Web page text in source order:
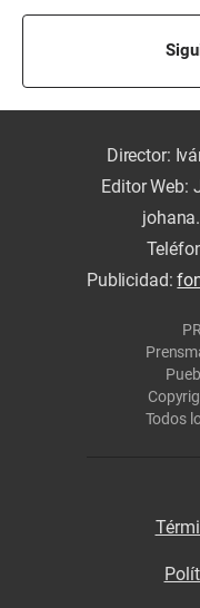
Director:
Editor Web:
Publicidad:
Todos